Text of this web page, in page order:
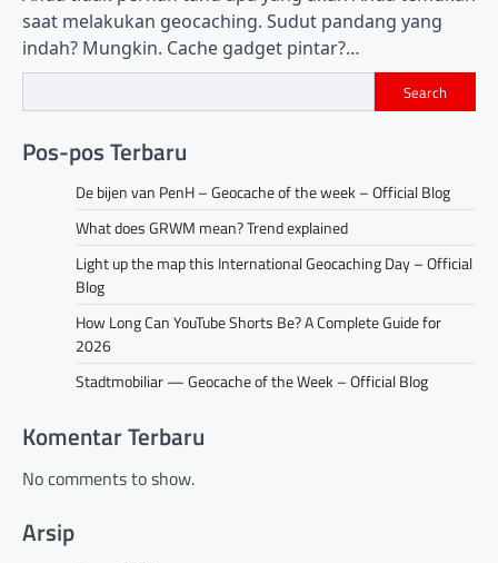
saat melakukan geocaching. Sudut pandang yang
indah? Mungkin. Cache gadget pintar?…
Search
Pos-pos Terbaru
De bijen van PenH – Geocache of the week – Official Blog
What does GRWM mean? Trend explained
Light up the map this International Geocaching Day – Official
Blog
How Long Can YouTube Shorts Be? A Complete Guide for
2026
Stadtmobiliar — Geocache of the Week – Official Blog
Komentar Terbaru
No comments to show.
Arsip